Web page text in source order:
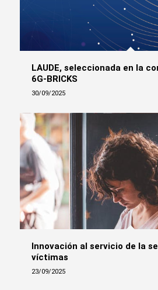
LAUDE, seleccionada en la
6G-BRICKS
30/09/2025
Innovación al servicio de la
víctimas
23/09/2025